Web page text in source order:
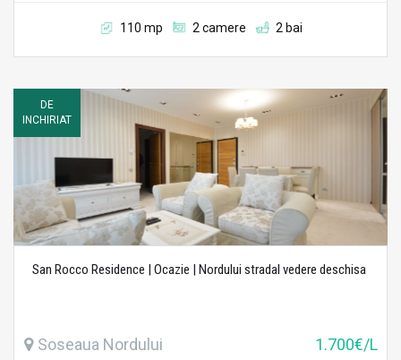
110 mp 2 camere 2 bai
DE
INCHIRIAT
San Rocco Residence | Ocazie | Nordului stradal vedere deschisa
Soseaua Nordului 1.700€/L